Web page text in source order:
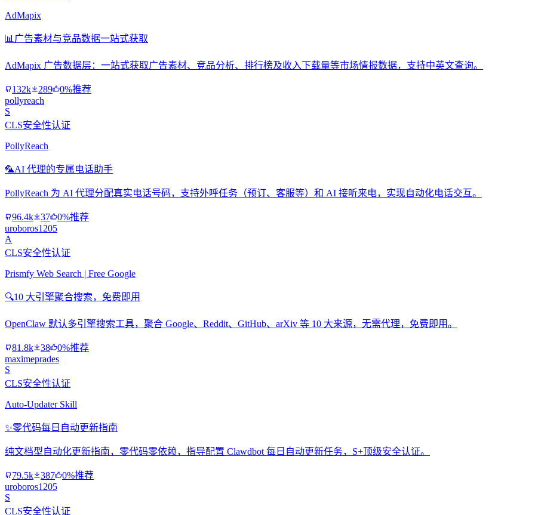
AdMapix
📊 广告素材与竞品数据一站式获取
AdMapix 广告数据层：一站式获取广告素材、竞品分析、排行榜及收入下载量等市场情报数据，支持中英文查询。
132k 289
0%推荐
pollyreach
S
CLS安全性认证
PollyReach
🦜AI 代理的专属电话助手
PollyReach 为 AI 代理分配真实电话号码，支持外呼任务（预订、客服等）和 AI 接听来电，实现自动化电话交互。
96.4k 37
0%推荐
uroboros1205
A
CLS安全性认证
Prismfy Web Search | Free Google
🔍10 大引擎聚合搜索，免费即用
OpenClaw 默认多引擎搜索工具，聚合 Google、Reddit、GitHub、arXiv 等 10 大来源，无需代理，免费即用。
81.8k 38
0%推荐
maximeprades
S
CLS安全性认证
Auto-Updater Skill
✨零代码每日自动更新指南
纯文档型自动化更新指南，零代码零依赖，指导配置 Clawdbot 每日自动更新任务，S+顶级安全认证。
79.5k 387
0%推荐
uroboros1205
S
CLS安全性认证